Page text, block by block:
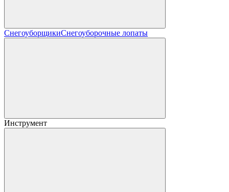
СнегоуборщикиСнегоуборочные лопаты
Инструмент